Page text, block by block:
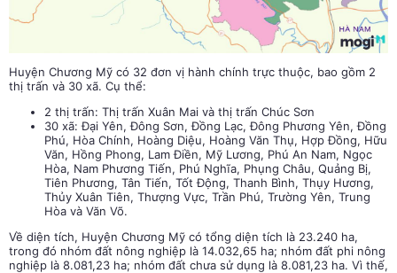
Huyện Chương Mỹ có 32 đơn vị hành chính trực thuộc, bao gồm 2
thị trấn và 30 xã. Cụ thể:
2 thị trấn: Thị trấn Xuân Mai và thị trấn Chúc Sơn
30 xã: Đại Yên, Đông Sơn, Đồng Lạc, Đông Phương Yên, Đồng
Phú, Hòa Chính, Hoàng Diệu, Hoàng Văn Thụ, Hợp Đồng, Hữu
Văn, Hồng Phong, Lam Điền, Mỹ Lương, Phú An Nam, Ngọc
Hòa, Nam Phương Tiến, Phú Nghĩa, Phụng Châu, Quảng Bị,
Tiên Phương, Tân Tiến, Tốt Động, Thanh Bình, Thụy Hương,
Thủy Xuân Tiên, Thượng Vực, Trần Phú, Trường Yên, Trung
Hòa và Văn Võ.
Về diện tích, Huyện Chương Mỹ có tổng diện tích là 23.240 ha,
trong đó nhóm đất nông nghiệp là 14.032,65 ha; nhóm đất phi nông
nghiệp là 8.081,23 ha; nhóm đất chưa sử dụng là 8.081,23 ha. Vì thế,